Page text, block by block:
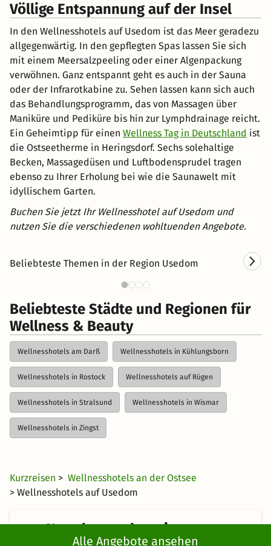
Alle Angebote ansehen
Völlige Entspannung auf der Insel
In den Wellnesshotels auf Usedom ist das Meer geradezu
allgegenwärtig. In den gepflegten Spas lassen Sie sich
mit einem Meersalzpeeling oder einer Algenpackung
verwöhnen. Ganz entspannt geht es auch in der Sauna
oder der Infrarotkabine zu. Sehen lassen kann sich auch
das Behandlungsprogramm, das von Massagen über
Maniküre und Pediküre bis hin zur Lymphdrainage reicht.
Ein Geheimtipp für einen Wellness Tag in Deutschland ist
die Ostseetherme in Heringsdorf. Sechs solehaltige
Becken, Massagedüsen und Luftbodensprudel tragen
ebenso zu Ihrer Erholung bei wie die Saunawelt mit
idyllischem Garten.
Buchen Sie jetzt Ihr Wellnesshotel auf Usedom und
nutzen Sie die verschiedenen wohltuenden Angebote.
Beliebteste Themen in der Region Usedom
Kurzurlaub auf Usedom
Beliebteste Städte und Regionen für
Wellness & Beauty
Wellnesshotels am Darß Wellnesshotels in Kühlungsborn
Wellnesshotels in Rostock Wellnesshotels auf Rügen
Wellnesshotels in Stralsund Wellnesshotels in Wismar
Wellnesshotels in Zingst
Kurzreisen > Wellnesshotels an der Ostsee
> Wellnesshotels auf Usedom
Newsletter abonnieren